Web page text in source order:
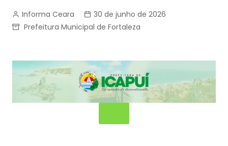
Informa Ceara
30 de junho de 2026
Prefeitura Municipal de Fortaleza